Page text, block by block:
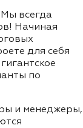
всегда
Начиная
для себя
по
и менеджеры,